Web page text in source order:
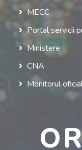
MECC
Portal servicii
Ministere
CNA
Monitorul